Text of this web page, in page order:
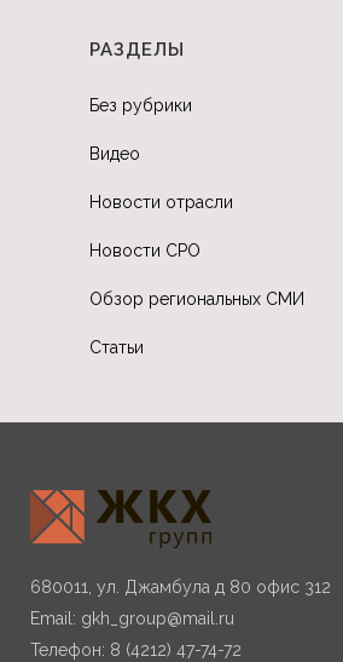
РАЗДЕЛЫ
Без рубрики
Видео
Новости отрасли
Новости СРО
Обзор региональных СМИ
Статьи
680011, ул. Джамбула д 80 офис 312
Email: gkh_group@mail.ru
Телефон: 8 (4212) 47-74-72